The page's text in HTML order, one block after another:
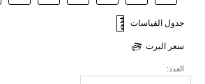
جدول القياسات
سعر اليرت
العدد: